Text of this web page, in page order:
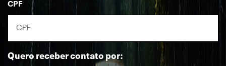
CPF
Quero receber contato por: